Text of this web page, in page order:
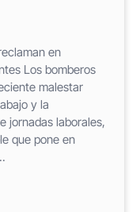
en
Los bomberos
malestar
y la
jornadas laborales,
que pone en